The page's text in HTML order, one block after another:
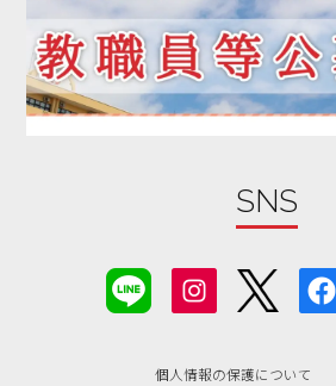
SNS
個人情報の保護について